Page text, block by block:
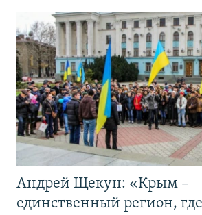
Андрей Щекун: «Крым –
единственный регион,